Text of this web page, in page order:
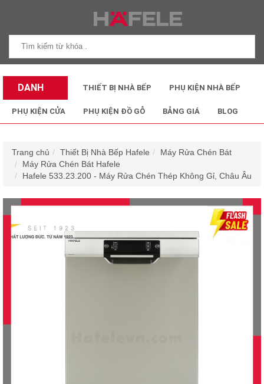
DANH
MỤC SẢN
THIẾT BỊ NHÀ BẾP PHỤ KIỆN NHÀ BẾP
PHỤ KIỆN CỬA PHỤ KIỆN ĐỒ GỖ BẢNG GIÁ BLOG
Trang chủ Thiết Bị Nhà Bếp Hafele
Máy Rửa Chén Bát
Máy Rửa Chén Bát Hafele
Hafele 533.23.200 - Máy Rửa Chén Thép Không Gỉ, Châu Âu